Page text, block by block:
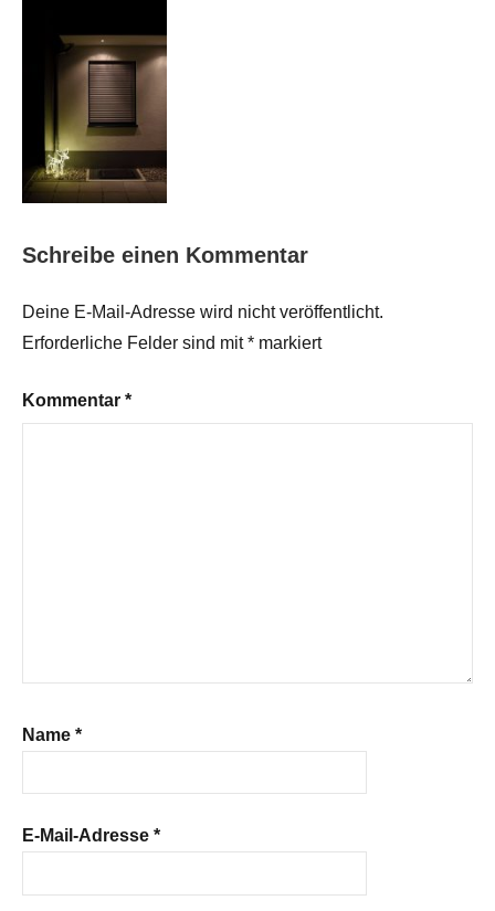
Schreibe einen Kommentar
Deine E-Mail-Adresse wird nicht veröffentlicht.
Erforderliche Felder sind mit* markiert
Kommentar *
Name *
E-Mail-Adresse *